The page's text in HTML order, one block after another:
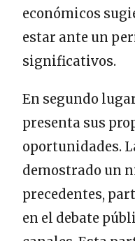
económicos
estar ante un
significativos.
En segundo
presenta sus
oportunidades.
demostrado un
precedentes,
en el debate